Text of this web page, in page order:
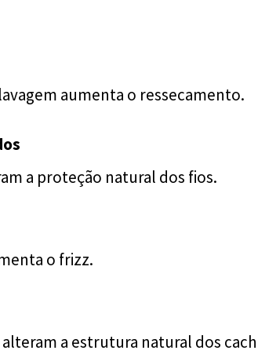
aumenta o ressecamento.
a proteção natural dos fios.
o frizz.
a estrutura natural dos